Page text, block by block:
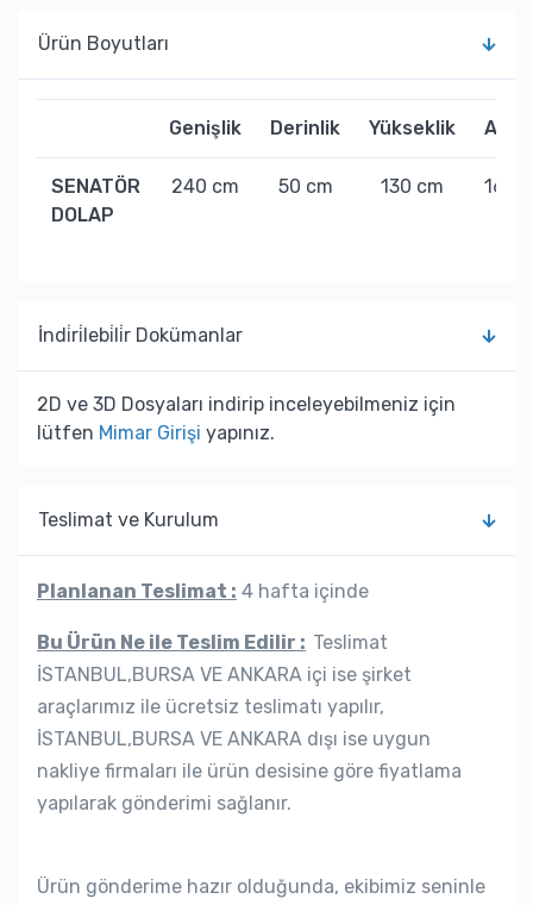
Ürün Boyutları
Genişlik Derinlik Yükseklik
SENATÖR
DOLAP
240 cm 50 cm 130 cm 166
İndi̇ri̇lebi̇li̇r Dokümanlar
2D ve 3D Dosyaları indirip inceleyebilmeniz için
lütfen Mimar Girişi yapınız.
Teslimat ve Kurulum
Planlanan Teslimat : 4 hafta içinde
Bu Ürün Ne ile Teslim Edilir : Teslimat
İSTANBUL,BURSA VE ANKARA içi ise şirket
araçlarımız ile ücretsiz teslimatı yapılır,
İSTANBUL,BURSA VE ANKARA dışı ise uygun
nakliye firmaları ile ürün desisine göre fiyatlama
yapılarak gönderimi sağlanır.
Ürün gönderime hazır olduğunda, ekibimiz seninle